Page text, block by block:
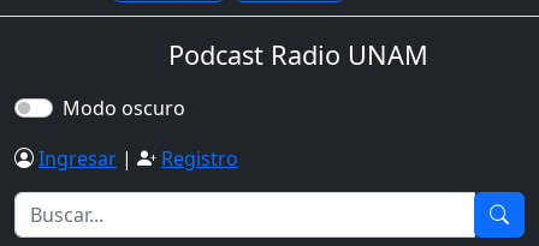
Podcast Radio UNAM
Modo oscuro
Ingresar | Registro